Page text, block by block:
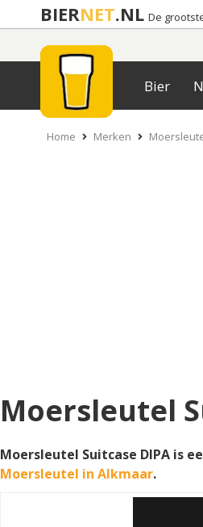
BIERNET.NL De
Bier
Home Merken
Moersleutel
Moersleutel Suitcase DIPA is
Moersleutel in Alkmaar.